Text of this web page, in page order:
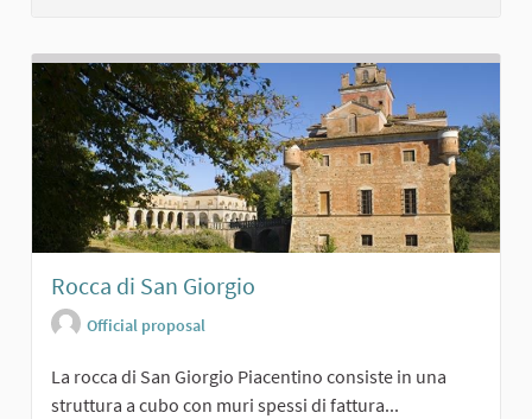
Rocca di San Giorgio
Official proposal
La rocca di San Giorgio Piacentino consiste in una
struttura a cubo con muri spessi di fattura...